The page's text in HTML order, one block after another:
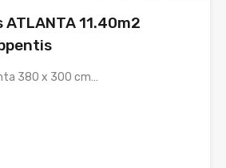
11.40m2
380 x 300 cm…